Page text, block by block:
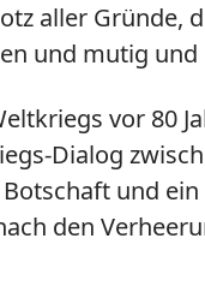
aller Gründe,
und mutig
vor
Dialog
und
den